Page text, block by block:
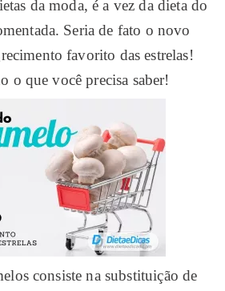
da moda, é a vez da dieta do
Seria de fato o novo
favorito das estrelas!
o que você precisa saber!
consiste na substituição de